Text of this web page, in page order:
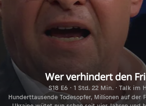
Wer verhindert den
S18 E6 · 1 Std. 22 Min. · Talk im
Hunderttausende Todesopfer, Millionen auf der